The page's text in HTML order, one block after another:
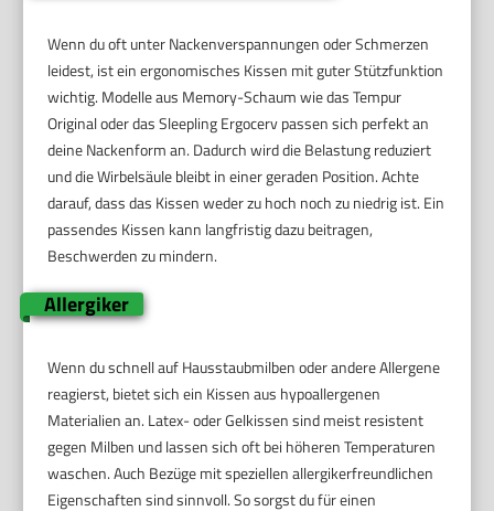
Wenn du oft unter Nackenverspannungen oder Schmerzen
leidest, ist ein ergonomisches Kissen mit guter Stützfunktion
wichtig. Modelle aus Memory-Schaum wie das Tempur
Original oder das Sleepling Ergocerv passen sich perfekt an
deine Nackenform an. Dadurch wird die Belastung reduziert
und die Wirbelsäule bleibt in einer geraden Position. Achte
darauf, dass das Kissen weder zu hoch noch zu niedrig ist. Ein
passendes Kissen kann langfristig dazu beitragen,
Beschwerden zu mindern.
Allergiker
Wenn du schnell auf Hausstaubmilben oder andere Allergene
reagierst, bietet sich ein Kissen aus hypoallergenen
Materialien an. Latex- oder Gelkissen sind meist resistent
gegen Milben und lassen sich oft bei höheren Temperaturen
waschen. Auch Bezüge mit speziellen allergikerfreundlichen
Eigenschaften sind sinnvoll. So sorgst du für einen